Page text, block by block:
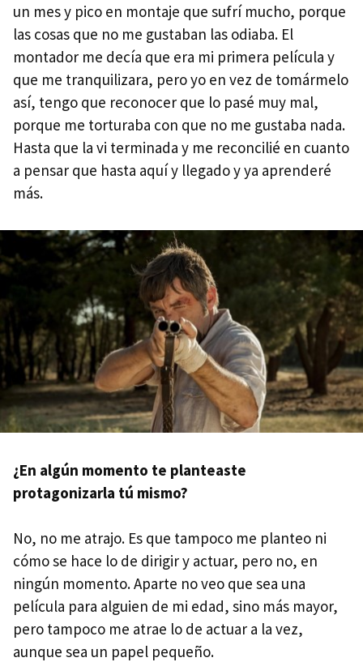
un mes y pico en montaje que sufrí mucho, porque
las cosas que no me gustaban las odiaba. El
montador me decía que era mi primera película y
que me tranquilizara, pero yo en vez de tomármelo
así, tengo que reconocer que lo pasé muy mal,
porque me torturaba con que no me gustaba nada.
Hasta que la vi terminada y me reconcilié en cuanto
a pensar que hasta aquí y llegado y ya aprenderé
más.
¿En algún momento te planteaste
protagonizarla tú mismo?
No, no me atrajo. Es que tampoco me planteo ni
cómo se hace lo de dirigir y actuar, pero no, en
ningún momento. Aparte no veo que sea una
película para alguien de mi edad, sino más mayor,
pero tampoco me atrae lo de actuar a la vez,
aunque sea un papel pequeño.